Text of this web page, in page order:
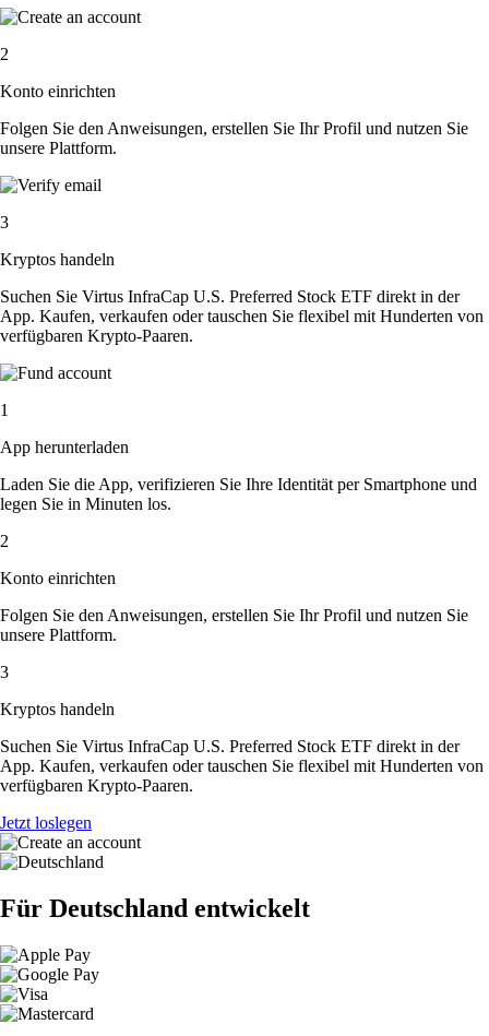
2
Konto einrichten
Folgen Sie den Anweisungen, erstellen Sie Ihr Profil und nutzen Sie
unsere Plattform.
3
Kryptos handeln
Suchen Sie Virtus InfraCap U.S. Preferred Stock ETF direkt in der
App. Kaufen, verkaufen oder tauschen Sie flexibel mit Hunderten von
verfügbaren Krypto-Paaren.
1
App herunterladen
Laden Sie die App, verifizieren Sie Ihre Identität per Smartphone und
legen Sie in Minuten los.
2
Konto einrichten
Folgen Sie den Anweisungen, erstellen Sie Ihr Profil und nutzen Sie
unsere Plattform.
3
Kryptos handeln
Suchen Sie Virtus InfraCap U.S. Preferred Stock ETF direkt in der
App. Kaufen, verkaufen oder tauschen Sie flexibel mit Hunderten von
verfügbaren Krypto-Paaren.
Jetzt loslegen
Für Deutschland entwickelt